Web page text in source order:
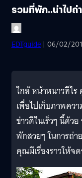
รวมที่พัก..น่าไปถ่
EDTguide | 06/02/
ใกล้ หน้าหนาวทีไ
เพื่อไปเก็บภาพคว
ข่าวดีในเร็วๆ นี้ด้ว
พักสวยๆ ในการถ่
คุณมีเรื่องราวให้จ